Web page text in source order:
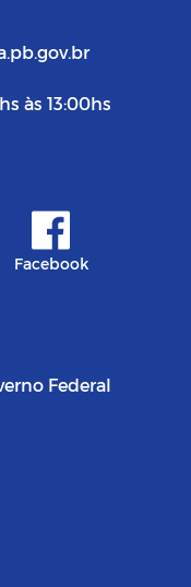
às 13:00hs
Facebook
Federal